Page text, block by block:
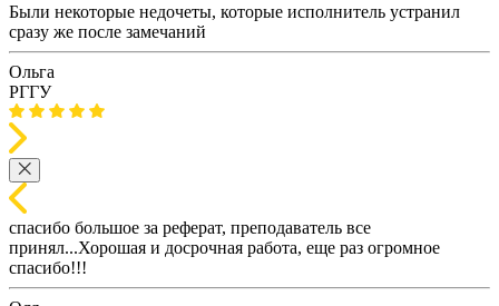
Были некоторые недочеты, которые исполнитель устранил
сразу же после замечаний
Ольга
РГГУ
спасибо большое за реферат, преподаватель все
принял...Хорошая и досрочная работа, еще раз огромное
спасибо!!!